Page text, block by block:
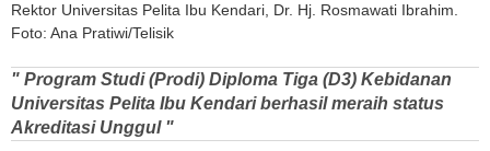
Rektor Universitas Pelita Ibu Kendari, Dr. Hj. Rosmawati Ibrahim.
Foto: Ana Pratiwi/Telisik
" Program Studi (Prodi) Diploma Tiga (D3) Kebidanan
Universitas Pelita Ibu Kendari berhasil meraih status
Akreditasi Unggul "